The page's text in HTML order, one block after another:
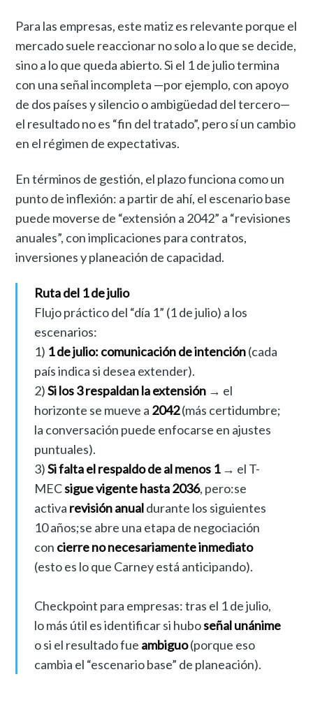
Para las empresas, este matiz es relevante porque el
mercado suele reaccionar no solo a lo que se decide,
sino a lo que queda abierto. Si el 1 de julio termina
con una señal incompleta —por ejemplo, con apoyo
de dos países y silencio o ambigüedad del tercero—
el resultado no es “fin del tratado”, pero sí un cambio
en el régimen de expectativas.
En términos de gestión, el plazo funciona como un
punto de inflexión: a partir de ahí, el escenario base
puede moverse de “extensión a 2042” a “revisiones
anuales”, con implicaciones para contratos,
inversiones y planeación de capacidad.
Ruta del 1 de julio
Flujo práctico del “día 1” (1 de julio) a los
escenarios:
1) 1 de julio: comunicación de intención(cada
país indica si desea extender).
2)Si los 3 respaldan la extensión→ el
horizonte se mueve a 2042(más certidumbre;
la conversación puede enfocarse en ajustes
puntuales).
3)Si falta el respaldo de al menos 1→ el T-
MECsigue vigente hasta 2036, pero:se
activa revisión anualdurante los siguientes
10 años;se abre una etapa de negociación
con cierre no necesariamente inmediato
(esto es lo que Carney está anticipando).
Checkpoint para empresas: tras el 1 de julio,
lo más útil es identificar si huboseñal unánime
o si el resultado fue ambiguo(porque eso
cambia el “escenario base” de planeación).